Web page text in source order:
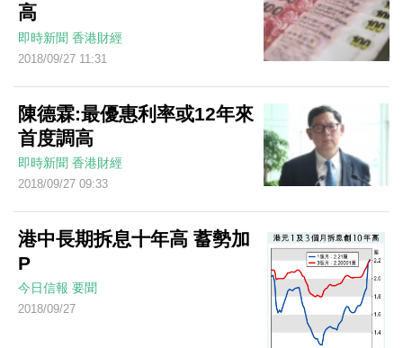
高
即時新聞 香港財經
2018/09/27 11:31
陳德霖:最優惠利率或12年來
首度調高
即時新聞 香港財經
2018/09/27 09:33
港中長期拆息十年高 蓄勢加
P
今日信報 要聞
2018/09/27